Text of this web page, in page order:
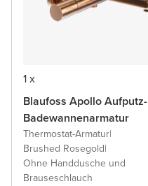
1 x
Blaufoss Apollo Aufputz-
Badewannenarmatur
Thermostat-Armatur|
Brushed Rosegold|
Ohne Handdusche und
Brauseschlauch